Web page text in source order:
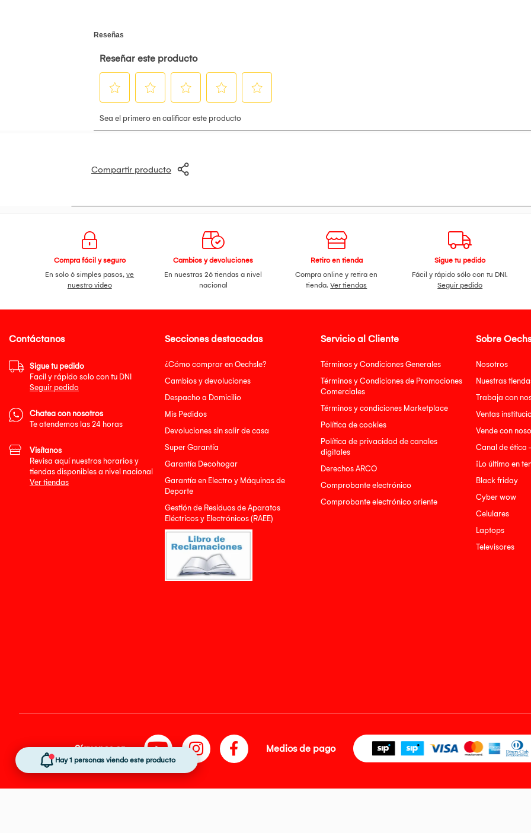
Compartir producto
Compra fácil y seguro
En solo 6 simples pasos,ve
nuestro video
Cambios y devoluciones
En nuestras 26 tiendas a nivel
nacional
Retiro en tienda
Compra online y retira en
tienda.Ver tiendas
Sigue tu pedido
Fácil y rápido sólo con tu DNI.
Seguir pedido
Secciones destacadas
¿Cómo comprar en Oechsle?
Cambios y devoluciones
Despacho a Domicilio
Mis Pedidos
Devoluciones sin salir de casa
Super Garantía
Garantía Decohogar
Garantía en Electro y Máquinas de
Deporte
Gestión de Residuos de Aparatos
Eléctricos y Electrónicos (RAEE)
Servicio al Cliente
Términos y Condiciones Generales
Términos y Condiciones de Promociones
Comerciales
Términos y condiciones Marketplace
Política de cookies
Política de privacidad de canales
digitales
Derechos ARCO
Comprobante electrónico
Comprobante electrónico oriente
Sobre
Nosotros
Nuestras
Trabaja con
Ventas
Vende con
Canal de ética
¡Lo último en
Black friday
Cyber wow
Celulares
Laptops
Televisores
Contáctanos
Sigue tu pedido
Facil y rápido solo con tu DNI
Seguir pedido
Chatea con nosotros
Te atendemos las 24 horas
Visítanos
Revisa aquí nuestros horarios y
tiendas disponibles a nivel nacional
Ver tiendas
Síguenos en Medios de pago
Hay 1 personas viendo este producto